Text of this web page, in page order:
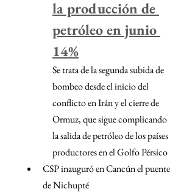
la producción de
petróleo en junio
14%
Se trata de la segunda subida de
bombeo desde el inicio del
conflicto en Irán y el cierre de
Ormuz, que sigue complicando
la salida de petróleo de los países
productores en el Golfo Pérsico
CSP inauguró en Cancún el puente
de Nichupté